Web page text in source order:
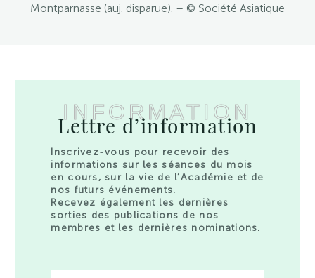
Montparnasse (auj. disparue). – © Société Asiatique
INFORMATION
Lettre d’information
Inscrivez-vous pour recevoir des
informations sur les séances du mois
en cours, sur la vie de l’Académie et de
nos futurs événements.
Recevez également les dernières
sorties des publications de nos
membres et les dernières nominations.